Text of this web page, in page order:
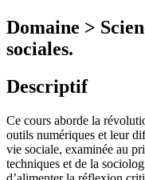
Domaine >
sociales.
Descriptif
Ce cours aborde la
outils numériques et leur
vie sociale, examinée au
techniques et de la